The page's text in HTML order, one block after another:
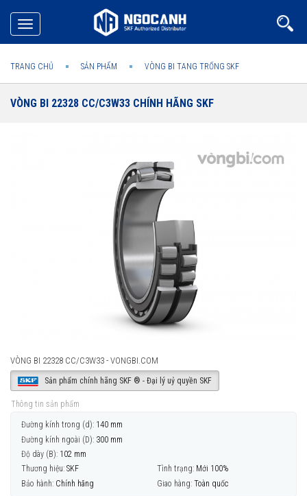
Toggle
navigation
TRANG CHỦ SẢN PHẨM VÒNG BI TANG TRỐNG SKF
VÒNG BI 22328 CC/C3W33 CHÍNH HÃNG SKF
VÒNG BI 22328 CC/C3W33 - VONGBI.COM
Sản phẩm chính hãng SKF ® - Đại lý uỷ quyền SKF
Thông tin sản phẩm
Đường kính trong (d): 140 mm
Đường kính ngoài (D): 300 mm
Độ dày (B): 102 mm
Thương hiệu: SKF Tình trạng: Mới 100%
Bảo hành: Chính hãng Giao hàng: Toàn quốc